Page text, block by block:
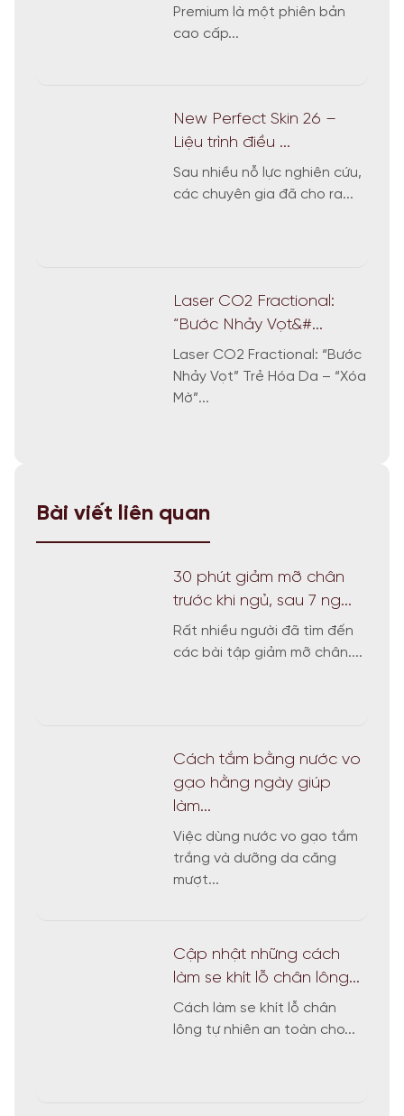
Premium là một phiên bản
cao cấp...
New Perfect Skin 26 –
Liệu trình điều ...
Sau nhiều nỗ lực nghiên cứu,
các chuyên gia đã cho ra...
Laser CO2 Fractional:
“Bước Nhảy Vọt&#...
Laser CO2 Fractional: “Bước
Nhảy Vọt” Trẻ Hóa Da – “Xóa
Mờ”...
Bài viết liên quan
30 phút giảm mỡ chân
trước khi ngủ, sau 7 ng...
Rất nhiều người đã tìm đến
các bài tập giảm mỡ chân....
Cách tắm bằng nước vo
gạo hằng ngày giúp
làm...
Việc dùng nước vo gạo tắm
trắng và dưỡng da căng
mượt...
Cập nhật những cách
làm se khít lỗ chân lông...
Cách làm se khít lỗ chân
lông tự nhiên an toàn cho...